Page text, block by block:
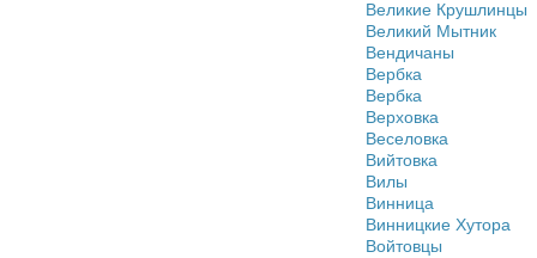
Великие Крушлинцы
Великий Мытник
Вендичаны
Вербка
Вербка
Верховка
Веселовка
Вийтовка
Вилы
Винница
Винницкие Хутора
Войтовцы